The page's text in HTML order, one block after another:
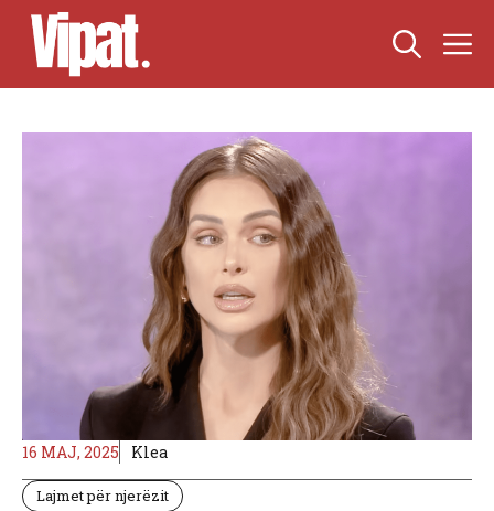
Skip
content
16 MAJ, 2025 Klea
Lajmet për njerëzit